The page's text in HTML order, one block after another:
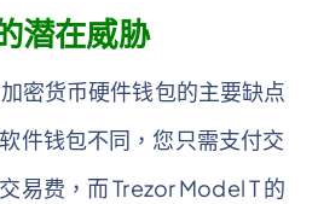
潜在威胁
密货币硬件钱包的主要缺点
件钱包不同，您只需支付交
易费，而 Trezor Model T 的